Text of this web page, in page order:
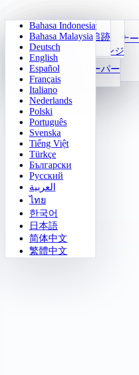
毎日算数
かけ算九九トレーナー
24 Tính Nhanh
関数
数字の規則穴埋め
Sudoku
Klotski Số
2048
Tetris
マインスイーパー
Gomoku
ライトアウト
迷路クエスト
ソカbanチャレンジ
Ma trận ký ức
ターゲット追跡
高速識別
Bahasa Indonesia
Bahasa Malaysia
Deutsch
English
Español
Français
Italiano
Nederlands
Polski
Português
Svenska
Tiếng Việt
Türkçe
Български
Русский
العربية
ไทย
한국어
日本語
简体中文
繁體中文